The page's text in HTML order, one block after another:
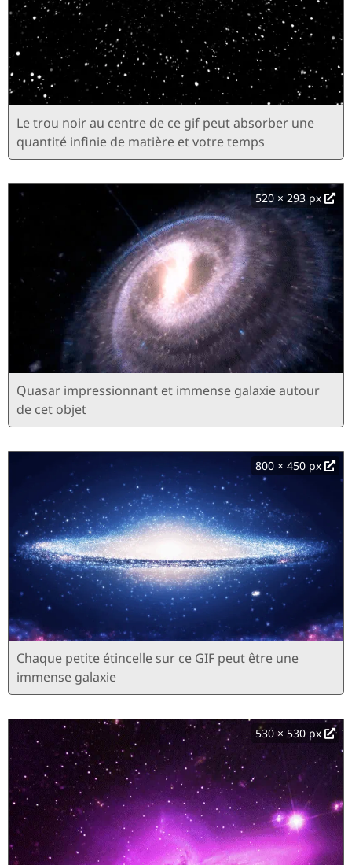
Le trou noir au centre de ce gif peut absorber une
quantité infinie de matière et votre temps
520 × 293 px
Quasar impressionnant et immense galaxie autour
de cet objet
800 × 450 px
Chaque petite étincelle sur ce GIF peut être une
immense galaxie
530 × 530 px